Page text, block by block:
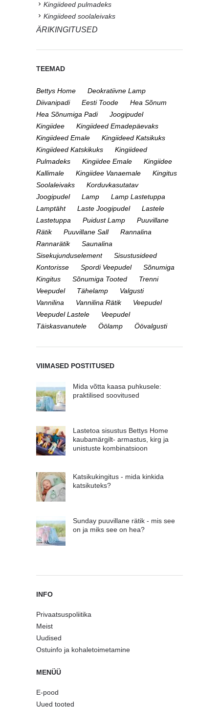
Kingiideed pulmadeks
Kingiideed soolaleivaks
ÄRIKINGITUSED
TEEMAD
Bettys Home
Deokratiivne Lamp
Diivanipadi
Eesti Toode
Hea Sõnum
Hea Sõnumiga Padi
Joogipudel
Kingiidee
Kingiideed Emadepäevaks
Kingiideed Emale
Kingiideed Katsikuks
Kingiideed Katskikuks
Kingiideed
Pulmadeks
Kingiidee Emale
Kingiidee
Kallimale
Kingiidee Vanaemale
Kingitus
Soolaleivaks
Korduvkasutatav
Joogipudel
Lamp
Lamp Lastetuppa
Lamptäht
Laste Joogipudel
Lastele
Lastetuppa
Puidust Lamp
Puuvillane
Rätik
Puuvillane Sall
Rannalina
Rannarätik
Saunalina
Sisekujunduselement
Sisustusideed
Kontorisse
Spordi Veepudel
Sõnumiga
Kingitus
Sõnumiga Tooted
Trenni
Veepudel
Tähelamp
Valgusti
Vannilina
Vannilina Rätik
Veepudel
Veepudel Lastele
Veepudel
Täiskasvanutele
Öölamp Öövalgusti
VIIMASED POSTITUSED
Mida võtta kaasa puhkusele:
praktilised soovitused
Lastetoa sisustus Bettys Home
kaubamärgilt- armastus, kirg ja
unistuste kombinatsioon
Katsikukingitus - mida kinkida
katsikuteks?
Sunday puuvillane rätik - mis see
on ja miks see on hea?
INFO
Privaatsuspoliitika
Meist
Uudised
Ostuinfo ja kohaletoimetamine
MENÜÜ
E-pood
Uued tooted